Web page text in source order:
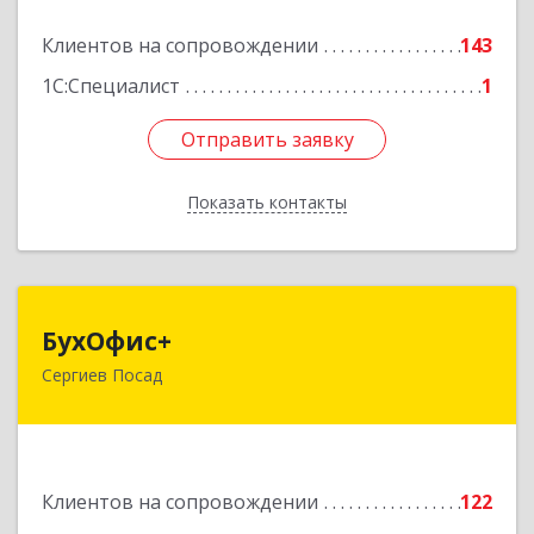
Клиентов на сопровождении
143
1С:Специалист
1
Отправить заявку
Показать контакты
Отправить заявку
Назад
БухОфис+
Сергиев Посад
Клиентов на сопровождении
122
141304, Московская обл, Сергиево-Посадский
Подробнее